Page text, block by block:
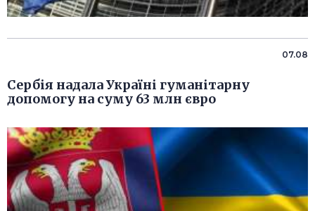
07.08
Сербія надала Україні гуманітарну
допомогу на суму 63 млн євро